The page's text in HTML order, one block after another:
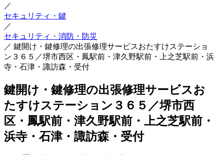
／
セキュリティ・鍵
／
セキュリティ・消防・防災
／ 鍵開け・鍵修理の出張修理サービスおたすけステーショ
ン３６５／堺市西区・鳳駅前・津久野駅前・上之芝駅前・浜
寺・石津・諏訪森・受付
鍵開け・鍵修理の出張修理サービスお
たすけステーション３６５／堺市西
区・鳳駅前・津久野駅前・上之芝駅前・
浜寺・石津・諏訪森・受付